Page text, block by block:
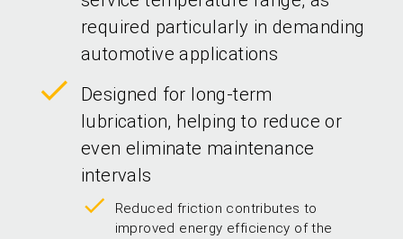
required particularly in demanding
automotive applications
Designed for long‑term
lubrication, helping to reduce or
even eliminate maintenance
intervals
Reduced friction contributes to
improved energy efficiency of the